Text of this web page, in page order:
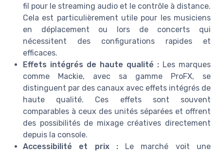
fil pour le streaming audio et le contrôle à distance.
Cela est particulièrement utile pour les musiciens
en déplacement ou lors de concerts qui
nécessitent des configurations rapides et
efficaces.
Effets intégrés de haute qualité : Les marques
comme Mackie, avec sa gamme ProFX, se
distinguent par des canaux avec effets intégrés de
haute qualité. Ces effets sont souvent
comparables à ceux des unités séparées et offrent
des possibilités de mixage créatives directement
depuis la console.
Accessibilité et prix :Le marché voit une